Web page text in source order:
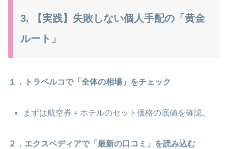
3. 【実践】失敗しない個人手配の「黄金
ルート」
１．トラベルコで「全体の相場」をチェック
まずは航空券＋ホテルのセット価格の底値を確認。
２．エクスペディアで「最新の口コミ」を読み込む